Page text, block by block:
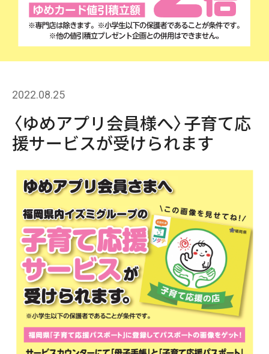
2022.08.25
〈ゆめアプリ会員様へ〉子育て応
援サービスが受けられます